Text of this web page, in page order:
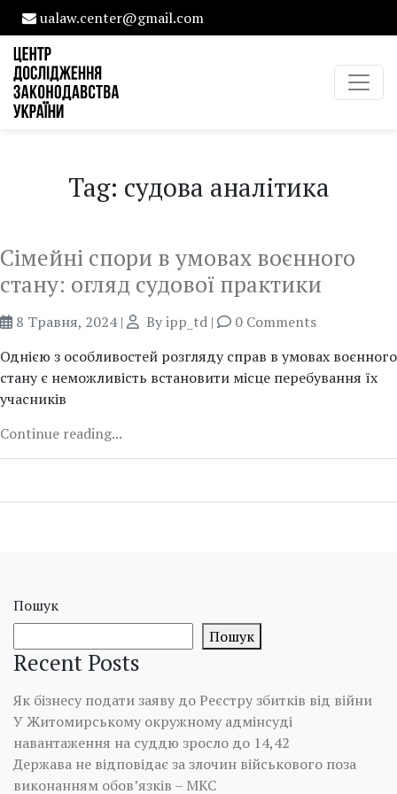
ualaw.center@gmail.com
Tag: судова аналітика
Сімейні спори в умовах воєнного
стану: огляд судової практики
8 Травня, 2024| Byipp_td |
0 Comments
Однією з особливостей розгляду справ в умовах воєнного
стану є неможливість встановити місце перебування їх
учасників
Continue reading...
Пошук
Пошук
Recent Posts
Як бізнесу подати заяву до Реєстру збитків від війни
У Житомирському окружному адмінсуді
навантаження на суддю зросло до 14,42
Держава не відповідає за злочин військового поза
виконанням обов’язків – МКС